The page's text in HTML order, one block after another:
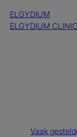
ELGYDIUM
ELGYDIUM CLINIC
Vaak